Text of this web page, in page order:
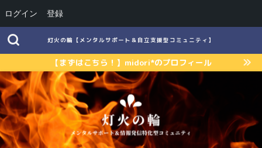
灯火の輪【メンタルサポート＆自立支援型コミュニティ】
【まずはこちら！】midori*のプロフィール
ログイン 登録